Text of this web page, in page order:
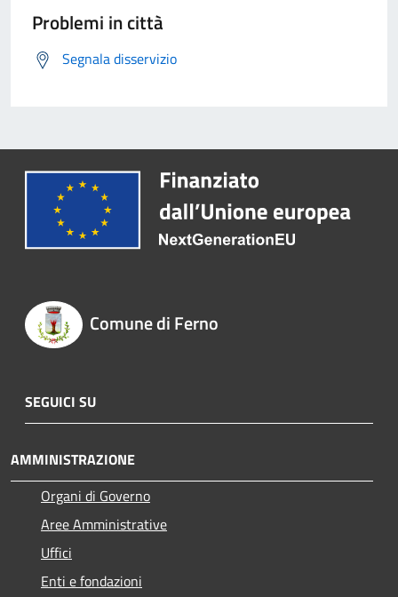
Problemi in città
Segnala disservizio
Comune di Ferno
SEGUICI SU
AMMINISTRAZIONE
Organi di Governo
Aree Amministrative
Uffici
Enti e fondazioni